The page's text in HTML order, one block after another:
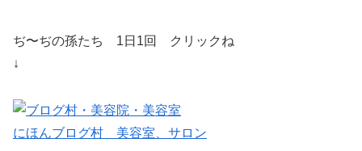
ぢ〜ぢの孫たち 1日1回 クリックね
↓
にほんブログ村 美容室、サロン